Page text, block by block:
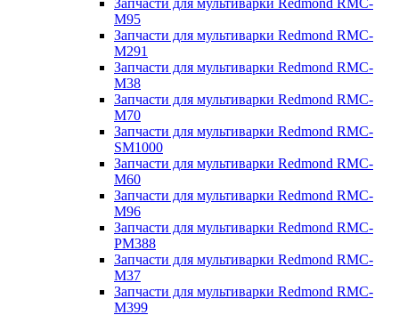
Запчасти для мультиварки Redmond RMC-
M95
Запчасти для мультиварки Redmond RMC-
M291
Запчасти для мультиварки Redmond RMC-
M38
Запчасти для мультиварки Redmond RMC-
M70
Запчасти для мультиварки Redmond RMC-
SM1000
Запчасти для мультиварки Redmond RMC-
M60
Запчасти для мультиварки Redmond RMC-
M96
Запчасти для мультиварки Redmond RMC-
PM388
Запчасти для мультиварки Redmond RMC-
M37
Запчасти для мультиварки Redmond RMC-
M399